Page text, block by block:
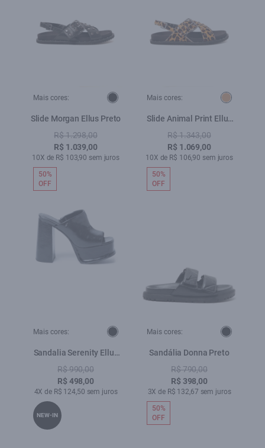
Mais cores:
Slide Morgan Ellus Preto
R$ 1.298,00
R$ 1.039,00
10X de R$ 103,90 sem juros
Mais cores:
Slide Animal Print Ellus
Caramelo
R$ 1.343,00
R$ 1.069,00
10X de R$ 106,90 sem juros
Mais cores:
Sandalia Serenity Ellus
Preto
R$ 990,00
R$ 498,00
4X de R$ 124,50 sem juros
50%
OFF
Mais cores:
Sandália Donna Preto
R$ 790,00
R$ 398,00
3X de R$ 132,67 sem juros
50%
OFF
NEW-IN
50%
OFF